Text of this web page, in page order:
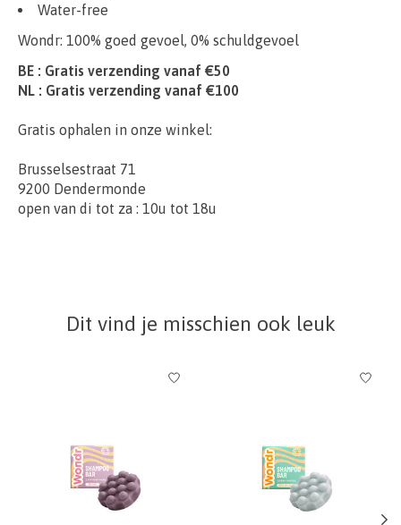
Water-free
Wondr: 100% goed gevoel, 0% schuldgevoel
BE : Gratis verzending vanaf €50
NL : Gratis verzending vanaf €100
Gratis ophalen in onze winkel:
Brusselsestraat 71
9200 Dendermonde
open van di tot za : 10u tot 18u
Dit vind je misschien ook leuk
Items van productcarrousel